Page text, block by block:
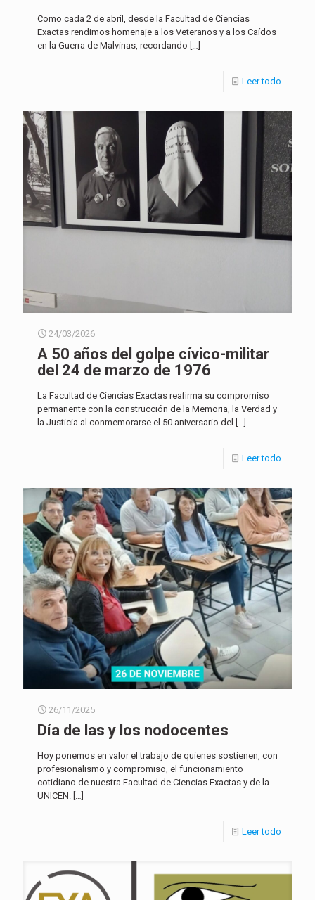
Como cada 2 de abril, desde la Facultad de Ciencias
Exactas rendimos homenaje a los Veteranos y a los Caídos
en la Guerra de Malvinas, recordando […]
Leer todo
24/03/2026
A 50 años del golpe cívico-militar
del 24 de marzo de 1976
La Facultad de Ciencias Exactas reafirma su compromiso
permanente con la construcción de la Memoria, la Verdad y
la Justicia al conmemorarse el 50 aniversario del […]
Leer todo
26/11/2025
Día de las y los nodocentes
Hoy ponemos en valor el trabajo de quienes sostienen, con
profesionalismo y compromiso, el funcionamiento
cotidiano de nuestra Facultad de Ciencias Exactas y de la
UNICEN. […]
Leer todo